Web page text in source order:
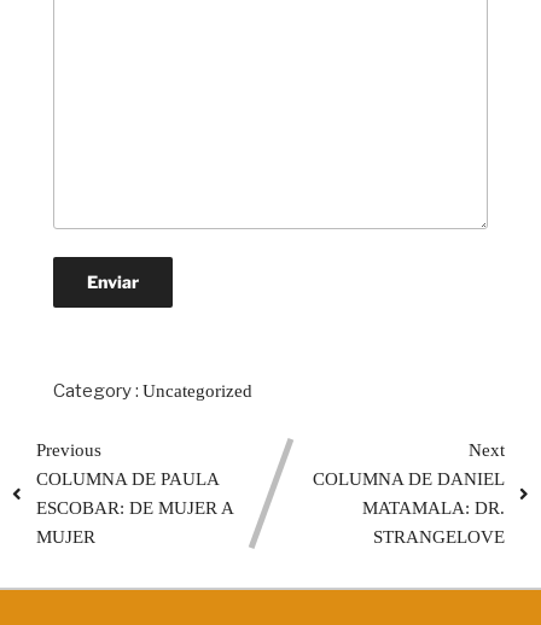
Category : Uncategorized
Previous
COLUMNA DE PAULA
ESCOBAR: DE MUJER A
MUJER
Next
COLUMNA DE DANIEL
MATAMALA: DR.
STRANGELOVE